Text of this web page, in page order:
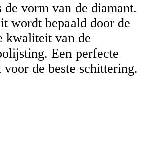
vorm van de diamant.
wordt bepaald door de
kwaliteit van de
Een perfecte
de beste schittering.